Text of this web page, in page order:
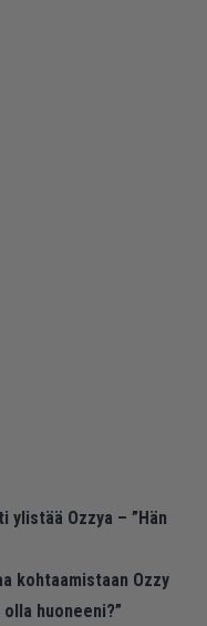
ylistää Ozzya – ”Hän
kohtaamistaan Ozzy
huoneeni?”